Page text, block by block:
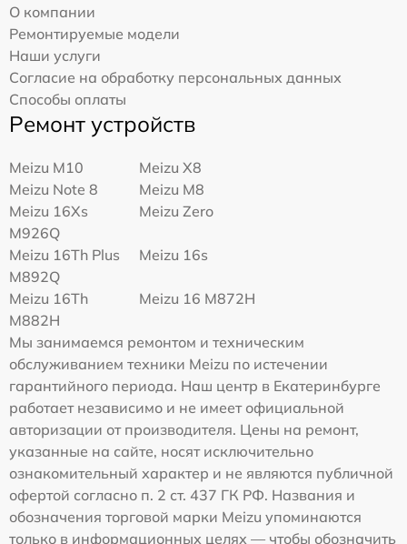
О компании
Ремонтируемые модели
Наши услуги
Согласие на обработку персональных данных
Способы оплаты
Ремонт устройств
Meizu M10
Meizu X8
Meizu Note 8
Meizu M8
Meizu 16Xs
M926Q
Meizu Zero
Meizu 16Th Plus
M892Q
Meizu 16s
Meizu 16Th
M882H
Meizu 16 M872H
Мы занимаемся ремонтом и техническим
обслуживанием техники Meizu по истечении
гарантийного периода. Наш центр в Екатеринбурге
работает независимо и не имеет официальной
авторизации от производителя. Цены на ремонт,
указанные на сайте, носят исключительно
ознакомительный характер и не являются публичной
офертой согласно п. 2 ст. 437 ГК РФ. Названия и
обозначения торговой марки Meizu упоминаются
только в информационных целях — чтобы обозначить